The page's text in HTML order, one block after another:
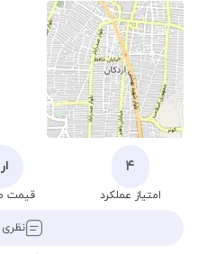
۴
امتیاز عملکرد قیمت